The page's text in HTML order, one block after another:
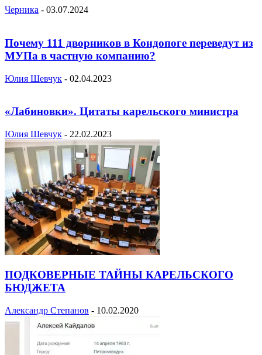
Черника - 03.07.2024
Почему 111 дворников в Кондопоге переведут из
МУПа в частную компанию?
Юлия Шевчук - 02.04.2023
«Лабиновки». Цитаты карельского министра
Юлия Шевчук - 22.02.2023
ПОДКОВЕРНЫЕ ТАЙНЫ КАРЕЛЬСКОГО
БЮДЖЕТА
Александр Степанов - 10.02.2020